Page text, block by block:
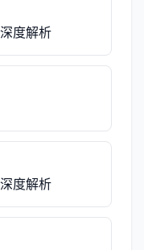
度解析
度解析